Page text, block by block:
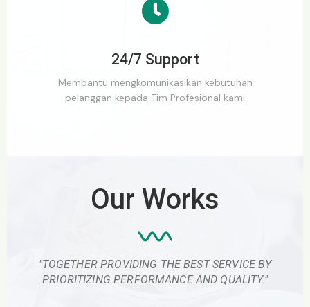
24/7 Support
Membantu mengkomunikasikan kebutuhan
pelanggan kepada Tim Profesional kami
Our Works
"TOGETHER PROVIDING THE BEST SERVICE BY
PRIORITIZING PERFORMANCE AND QUALITY."